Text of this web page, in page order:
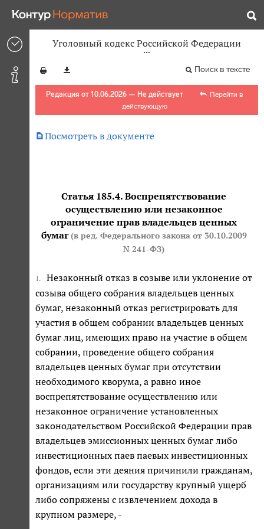
Уголовный кодекс Российской Федерации
Поиск в тексте
Редакция от 10.06.2026 — Не действует
Перейти в
действующую
Посмотреть в документе
Статья 185.4. Воспрепятствование
осуществлению или незаконное
ограничение прав владельцев ценных
бумаг (в ред. Федерального закона от 30.10.2009
N 241-ФЗ)
1.
Незаконный отказ в созыве или уклонение от
созыва общего собрания владельцев ценных
бумаг, незаконный отказ регистрировать для
участия в общем собрании владельцев ценных
бумаг лиц, имеющих право на участие в общем
собрании, проведение общего собрания
владельцев ценных бумаг при отсутствии
необходимого кворума, а равно иное
воспрепятствование осуществлению или
незаконное ограничение установленных
законодательством Российской Федерации прав
владельцев эмиссионных ценных бумаг либо
инвестиционных паев паевых инвестиционных
фондов, если эти деяния причинили гражданам,
организациям или государству крупный ущерб
либо сопряжены с извлечением дохода в
крупном размере, -